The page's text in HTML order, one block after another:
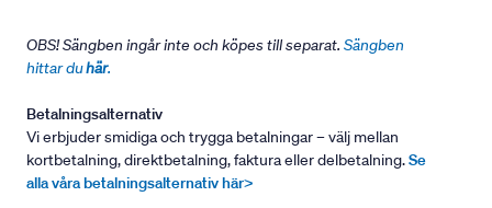
OBS! Sängben ingår inte och köpes till separat. Sängben
hittar duhär.
Betalningsalternativ
Vi erbjuder smidiga och trygga betalningar – välj mellan
kortbetalning, direktbetalning, faktura eller delbetalning.Se
alla våra betalningsalternativ här>